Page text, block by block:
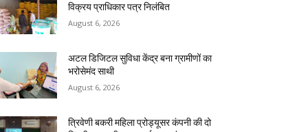
विक्रय प्राधिकार पत्र निलंबित
August 6, 2026
अटल डिजिटल सुविधा केंद्र बना ग्रामीणों का
भरोसेमंद साथी
August 6, 2026
त्रिवेणी बकरी महिला प्रोड्यूसर कंपनी की दो